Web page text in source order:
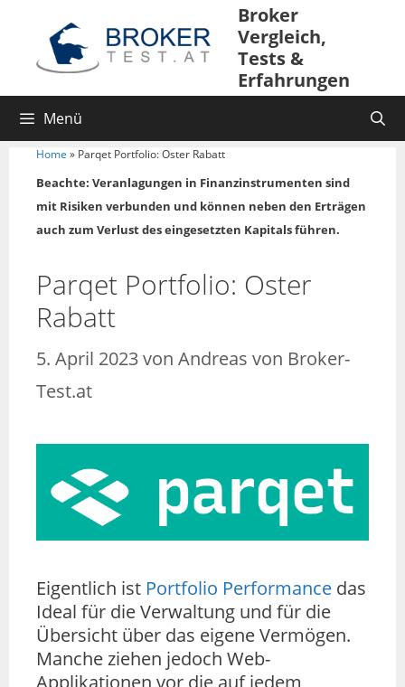
Broker
Vergleich,
Tests &
Erfahrungen
Menü
Home » Parqet Portfolio: Oster Rabatt
Beachte: Veranlagungen in Finanzinstrumenten sind
mit Risiken verbunden und können neben den Erträgen
auch zum Verlust des eingesetzten Kapitals führen.
Parqet Portfolio: Oster
Rabatt
5. April 2023von Andreas von Broker-
Test.at
Eigentlich ist Portfolio Performance das
Ideal für die Verwaltung und für die
Übersicht über das eigene Vermögen.
Manche ziehen jedoch Web-
Applikationen vor die auf jedem